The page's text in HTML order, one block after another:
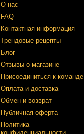
О нас
FAQ
Контактная информация
Трендовые рецепты
Блог
Отзывы о магазине
Присоединиться к команде
Оплата и доставка
Обмен и возврат
Публичная оферта
Политика